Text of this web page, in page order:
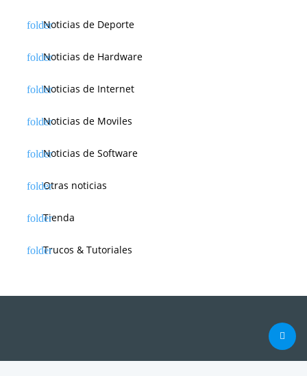
Noticias de Deporte
Noticias de Hardware
Noticias de Internet
Noticias de Moviles
Noticias de Software
Otras noticias
Tienda
Trucos & Tutoriales